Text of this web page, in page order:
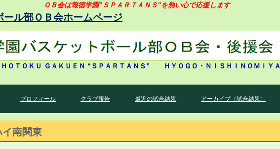
ル部ＯＢ会ホームページ
ＯＢ会は報徳学園”ＳＰＡＲＴＡＮＳ”を熱い心で応援します
ＨＯＴＯＫＵ ＧＡＫＵＥＮ “ＳＰＡＲＴＡＮＳ” ＨＹＯＧＯ・ＮＩＳＨＩＮＯＭＩＹＡ
プロフィール クラブ報告 最近の試合結果 アーカイブ（試合結果）
南関東